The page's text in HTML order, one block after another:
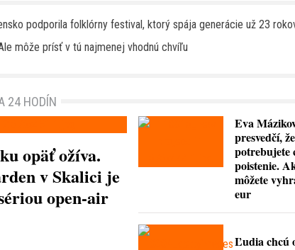
podporila folklórny festival, ktorý spája generácie už 23
môže prísť v tú najmenej vhodnú chvíľu
24 HODÍN
opäť ožíva.
v Skalici je
open-air
Eva
presvedčí, že
potrebujete
poistenie.
môžete
eur
Ľudia chcú